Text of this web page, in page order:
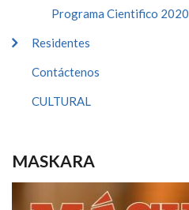
Programa Cientifico 2020
Residentes
Contáctenos
CULTURAL
MASKARA